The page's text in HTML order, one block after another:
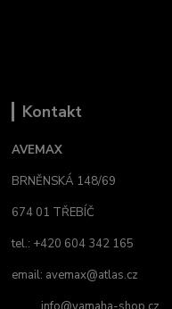
Kontakt
AVEMAX
BRNĚNSKÁ 148/69
674 01 TŘEBÍČ
tel.: +420 604 342 165
email: avemax@atlas.cz